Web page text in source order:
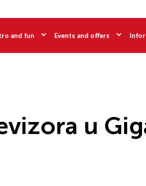
and fun Events and offers
u